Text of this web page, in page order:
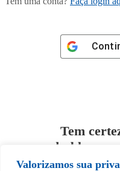
Valorizamos sua
Tem